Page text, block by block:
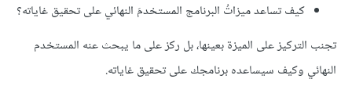
كيف تساعد ميزاتُ البرنامج المستخدمَ النهائي على تحقيق غاياته؟
تجنب التركيز على الميزة بعينها، بل ركز على ما يبحث عنه المستخدم
النهائي وكيف سيساعده برنامجك على تحقيق غاياته.